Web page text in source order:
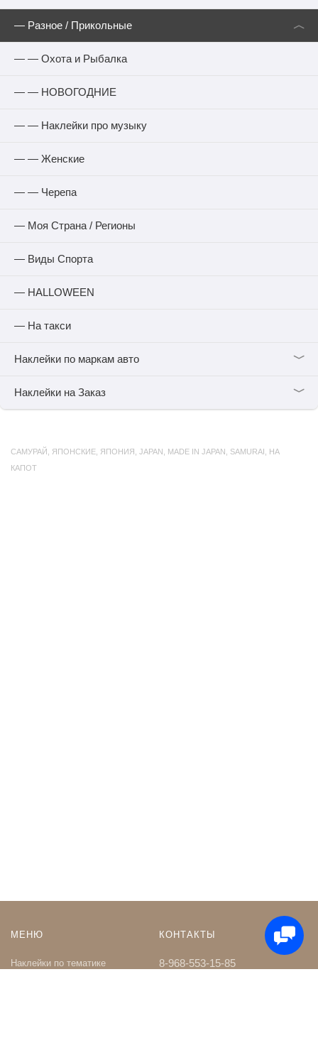
— Разное / Прикольные ︿
— — Охота и Рыбалка
— — НОВОГОДНИЕ
— — Наклейки про музыку
— — Женские
— — Черепа
— Моя Страна / Регионы
— Виды Спорта
— HALLOWEEN
— На такси
Наклейки по маркам авто ﹀
Наклейки на Заказ ﹀
САМУРАЙ ЯПОНСКИЕ ЯПОНИЯ JAPAN MADE IN JAPAN SAMURAI
НА
КАПОТ
МЕНЮ
Наклейки по тематике
КОНТАКТЫ
8-968-553-15-85